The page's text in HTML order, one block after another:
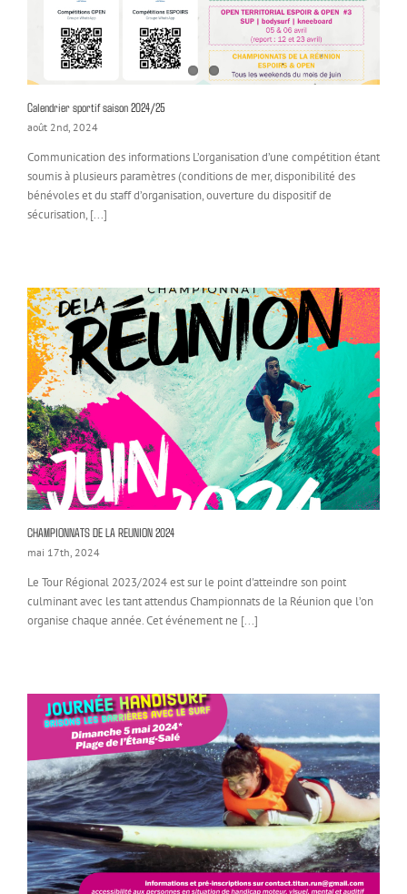
Calendrier sportif saison 2024/25
août 2nd, 2024
Communication des informations L’organisation d’une compétition étant
soumis à plusieurs paramètres (conditions de mer, disponibilité des
bénévoles et du staff d’organisation, ouverture du dispositif de
sécurisation, [...]
CHAMPIONNATS DE LA REUNION 2024
mai 17th, 2024
Le Tour Régional 2023/2024 est sur le point d'atteindre son point
culminant avec les tant attendus Championnats de la Réunion que l’on
organise chaque année. Cet événement ne [...]